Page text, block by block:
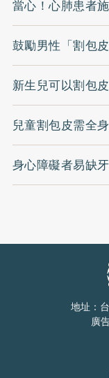
當心！心肺患者
鼓勵男性「割包
新生兒可以割包
兒童割包皮需全
身心障礙者易缺
地址：
廣